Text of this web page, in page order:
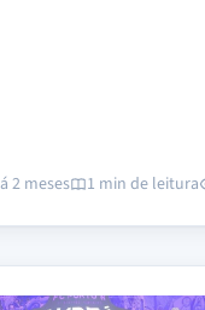
2 meses 1 min de leitura